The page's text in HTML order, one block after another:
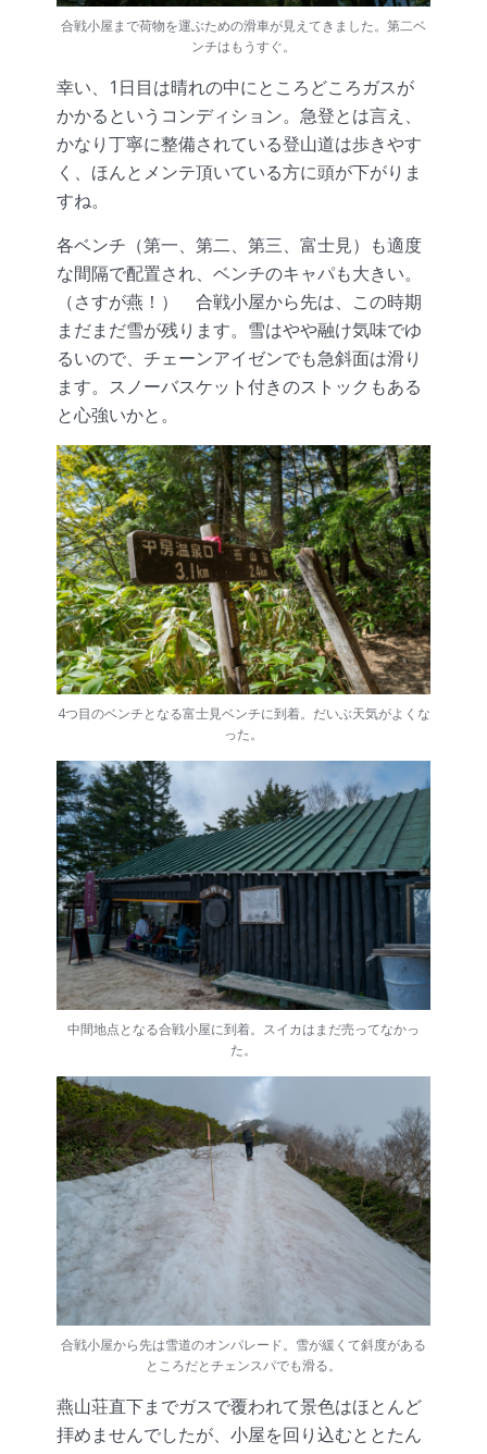
合戦小屋まで荷物を運ぶための滑車が見えてきました。第二ベ
ンチはもうすぐ。
幸い、1日目は晴れの中にところどころガスが
かかるというコンディション。急登とは言え、
かなり丁寧に整備されている登山道は歩きやす
く、ほんとメンテ頂いている方に頭が下がりま
すね。
各ベンチ（第一、第二、第三、富士見）も適度
な間隔で配置され、ベンチのキャパも大きい。
（さすが燕！） 合戦小屋から先は、この時期
まだまだ雪が残ります。雪はやや融け気味でゆ
るいので、チェーンアイゼンでも急斜面は滑り
ます。スノーバスケット付きのストックもある
と心強いかと。
4つ目のベンチとなる富士見ベンチに到着。だいぶ天気がよくな
った。
中間地点となる合戦小屋に到着。スイカはまだ売ってなかっ
た。
合戦小屋から先は雪道のオンパレード。雪が緩くて斜度がある
ところだとチェンスパでも滑る。
燕山荘直下までガスで覆われて景色はほとんど
拝めませんでしたが、小屋を回り込むととたん